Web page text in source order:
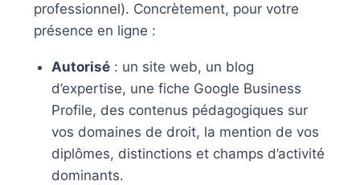
professionnel). Concrètement, pour votre
présence en ligne :
Autorisé : un site web, un blog
d’expertise, une fiche Google Business
Profile, des contenus pédagogiques sur
vos domaines de droit, la mention de vos
diplômes, distinctions et champs d’activité
dominants.